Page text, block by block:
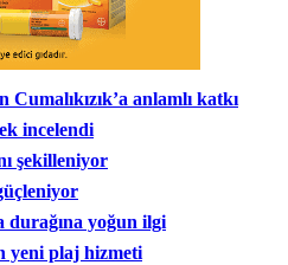
anlamlı katkı
incelendi
şekilleniyor
durağına yoğun ilgi
yeni plaj hizmeti